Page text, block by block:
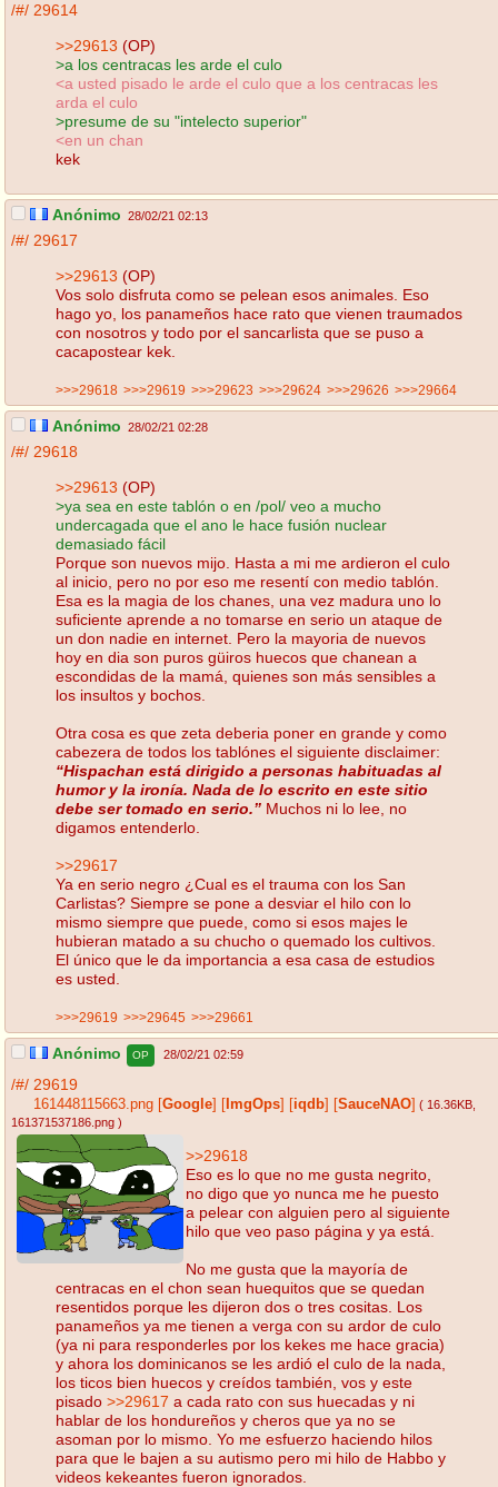
/#/ 29614
>>29613 (OP)
>a los centracas les arde el culo
<a usted pisado le arde el culo que a los centracas les
arda el culo
>presume de su "intelecto superior"
<en un chan
kek
Anónimo 28/02/21 02:13
/#/ 29617
>>29613 (OP)
Vos solo disfruta como se pelean esos animales. Eso
hago yo, los panameños hace rato que vienen traumados
con nosotros y todo por el sancarlista que se puso a
cacapostear kek.
>>>29618 >>>29619 >>>29623 >>>29624 >>>29626 >>>29664
Anónimo 28/02/21 02:28
/#/ 29618
>>29613 (OP)
>ya sea en este tablón o en /pol/ veo a mucho
undercagada que el ano le hace fusión nuclear
demasiado fácil
Porque son nuevos mijo. Hasta a mi me ardieron el culo
al inicio, pero no por eso me resentí con medio tablón.
Esa es la magia de los chanes, una vez madura uno lo
suficiente aprende a no tomarse en serio un ataque de
un don nadie en internet. Pero la mayoria de nuevos
hoy en dia son puros güiros huecos que chanean a
escondidas de la mamá, quienes son más sensibles a
los insultos y bochos.
Otra cosa es que zeta deberia poner en grande y como
cabezera de todos los tablónes el siguiente disclaimer:
“Hispachan está dirigido a personas habituadas al
humor y la ironía. Nada de lo escrito en este sitio
debe ser tomado en serio.” Muchos ni lo lee, no
digamos entenderlo.
>>29617
Ya en serio negro ¿Cual es el trauma con los San
Carlistas? Siempre se pone a desviar el hilo con lo
mismo siempre que puede, como si esos majes le
hubieran matado a su chucho o quemado los cultivos.
El único que le da importancia a esa casa de estudios
es usted.
>>>29619 >>>29645 >>>29661
Anónimo OP 28/02/21 02:59
/#/ 29619
161448115663.png Google ImgOps iqdb SauceNAO ( 16.36KB
161371537186.png )
>>29618
Eso es lo que no me gusta negrito,
no digo que yo nunca me he puesto
a pelear con alguien pero al siguiente
hilo que veo paso página y ya está.
No me gusta que la mayoría de
centracas en el chon sean huequitos que se quedan
resentidos porque les dijeron dos o tres cositas. Los
panameños ya me tienen a verga con su ardor de culo
(ya ni para responderles por los kekes me hace gracia)
y ahora los dominicanos se les ardió el culo de la nada,
los ticos bien huecos y creídos también, vos y este
pisado >>29617 a cada rato con sus huecadas y ni
hablar de los hondureños y cheros que ya no se
asoman por lo mismo. Yo me esfuerzo haciendo hilos
para que le bajen a su autismo pero mi hilo de Habbo y
videos kekeantes fueron ignorados.